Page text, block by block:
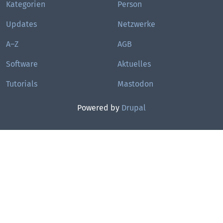
Kategorien
Updates
A–Z
Software
Tutorials
Person
Netzwerke
AGB
Aktuelles
Mastodon
Powered by Drupal